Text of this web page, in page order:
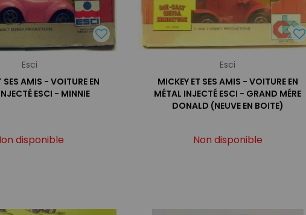
Esci
SES AMIS - VOITURE EN
ESCI - MINNIE
disponible
Esci
MICKEY ET SES AMIS - VOITURE EN
MÉTAL INJECTÉ ESCI - GRAND MÉRE
DONALD (NEUVE EN BOITE)
Non disponible